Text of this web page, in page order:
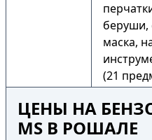
беруши,
маска,
(21
ЦЕНЫ НА
MS В РОШАЛЕ